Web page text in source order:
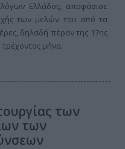
Ελλάδος, αποφάσισε
των μελών του από τα
δηλαδή πέραν της 17ης
μήνα.
των
των